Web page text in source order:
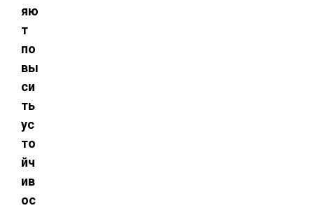
яю
т
по
вы
си
ть
ус
то
йч
ив
ос